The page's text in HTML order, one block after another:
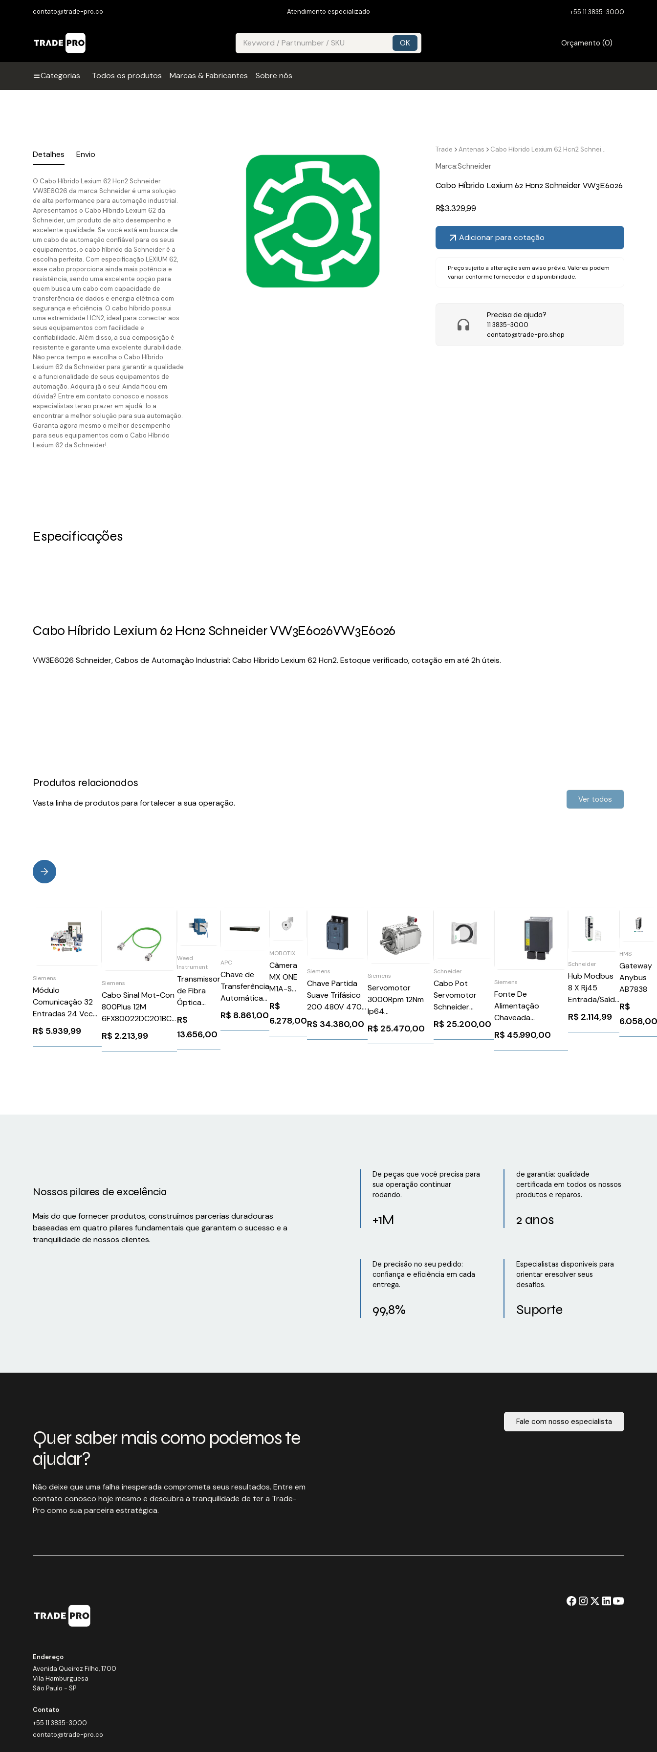
contato@trade-pro.co Atendimento especializado +55 11 3835-3000
Orçamento (0)
Categorias Todos os produtos Marcas & Fabricantes Sobre nós
Detalhes Envio
O Cabo Híbrido Lexium 62 Hcn2 Schneider
VW3E6026 da marca Schneider é uma solução
de alta performance para automação industrial.
Apresentamos o Cabo Híbrido Lexium 62 da
Schneider, um produto de alto desempenho e
excelente qualidade. Se você está em busca de
um cabo de automação confiável para os seus
equipamentos, o cabo híbrido da Schneider é a
escolha perfeita. Com especificação LEXIUM 62,
esse cabo proporciona ainda mais potência e
resistência, sendo uma excelente opção para
quem busca um cabo com capacidade de
transferência de dados e energia elétrica com
segurança e eficiência. O cabo híbrido possui
uma extremidade HCN2, ideal para conectar aos
seus equipamentos com facilidade e
confiabilidade. Além disso, a sua composição é
resistente e garante uma excelente durabilidade.
Não perca tempo e escolha o Cabo Híbrido
Lexium 62 da Schneider para garantir a qualidade
e a funcionalidade de seus equipamentos de
automação. Adquira já o seu! Ainda ficou em
dúvida? Entre em contato conosco e nossos
especialistas terão prazer em ajudá-lo a
encontrar a melhor solução para sua automação.
Garanta agora mesmo o melhor desempenho
para seus equipamentos com o Cabo Híbrido
Lexium 62 da Schneider!.
Trade Antenas Cabo Híbrido Lexium 62 Hcn2 Schneider VW3E6026
Marca:Schneider
Cabo Híbrido Lexium 62 Hcn2 Schneider VW3E6026
R$3.329,99
Adicionar para cotação
Preço sujeito a alteração sem aviso prévio. Valores podem
variar conforme fornecedor e disponibilidade.
Precisa de ajuda?
11 3835-3000
contato@trade-pro.shop
Especificações
Cabo Híbrido Lexium 62 Hcn2 Schneider VW3E6026VW3E6026
VW3E6026 Schneider, Cabos de Automação Industrial: Cabo Híbrido Lexium 62 Hcn2. Estoque verificado, cotação em até 2h úteis.
Produtos relacionados
Vasta linha de produtos para fortalecer a sua operação. Ver todos
Siemens
Módulo
Comunicação 32
Entradas 24 Vcc
Siemens
6ES74211BL010AA0
R$ 5.939,99
Siemens
Cabo Sinal Mot-Con
800Plus 12M
6FX80022DC201BC0
Siemens 87766
R$ 2.213,99
Weed
Instrument
Transmissor
de Fibra
Óptica
2T92
R$
13.656,00
APC
Chave de
Transferência
Automática
AP4450A
R$ 8.861,00
MOBOTIX
Câmera
MX ONE
M1A-S
Series
R$
6.278,00
Siemens
Chave Partida
Suave Trifásico
200 480V 470A
24V
3RW55472HA04
Siemens
R$ 34.380,00
Siemens
Servomotor
3000Rpm 12Nm
Ip64
1FK70812AF711BH0
Siemens 91535
R$ 25.470,00
Schneider
Cabo Pot
Servomotor
Schneider
VW3M5103R500
R$ 25.200,00
Siemens
Fonte De
Alimentação
Chaveada
Monofásico
115/230Vca 48Vcc
240W 5A CPE4850
R$ 45.990,00
Schneider
Hub Modbus
8 X Rj45
Entrada/Saída
2 X Rj45
Schneider
LU9GC3
R$ 2.114,99
HMS
Gateway
Anybus
AB7838
R$
Nossos pilares de excelência
Mais do que fornecer produtos, construímos parcerias duradouras
baseadas em quatro pilares fundamentais que garantem o sucesso e a
tranquilidade de nossos clientes.
De peças que você precisa para
sua operação continuar
rodando.
+1M
de garantia: qualidade
certificada em todos os nossos
produtos e reparos.
2 anos
De precisão no seu pedido:
confiança e eficiência em cada
entrega.
99,8%
Especialistas disponíveis para
orientar eresolver seus
desafios.
Suporte
Quer saber mais como podemos te
ajudar?
Não deixe que uma falha inesperada comprometa seus resultados. Entre em
contato conosco hoje mesmo e descubra a tranquilidade de ter a Trade-
Pro como sua parceira estratégica.
Fale com nosso especialista
Endereço
Avenida Queiroz Filho, 1700
Vila Hamburguesa
São Paulo - SP
Contato
+55 11 3835-3000
contato@trade-pro.co